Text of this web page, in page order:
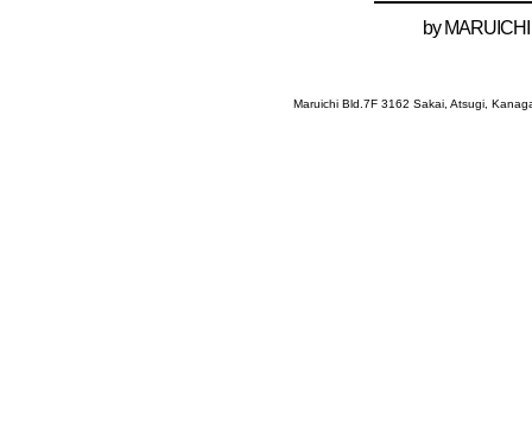
byMARUICHI
Maruichi Bld.7F 3162 Sakai, Atsugi,